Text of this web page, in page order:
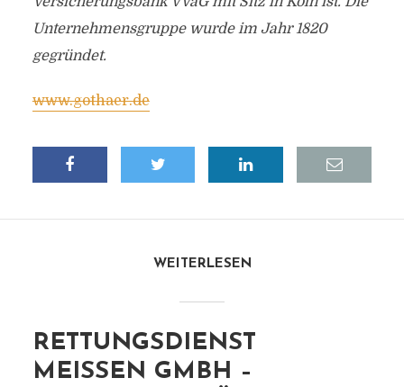
Unternehmensgruppe wurde im Jahr 1820
gegründet.
www.gothaer.de
WEITERLESEN
RETTUNGSDIENST
MEISSEN GMBH – I